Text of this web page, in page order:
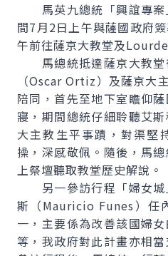
馬英九總統「興誼專案
間7月2日上午與薩國政府
午前往薩京大教堂及
馬總統抵達薩京大教堂
（Oscar Ortiz）及薩京大
陪同，首先至地下室瞻仰
寢，期間總統仔細聆聽艾
大主教生平事蹟，對渠堅
操，深感敬佩。隨後，馬
上祭壇聽取教堂歷史解說。
另一參訪行程「婦女城
斯（Mauricio Funes）任
一，主要係為改善該國婦
等，我政府對此計畫亦相